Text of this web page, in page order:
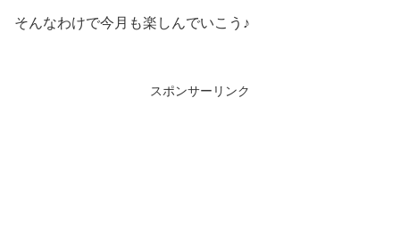
そんなわけで今月も楽しんでいこう♪
スポンサーリンク